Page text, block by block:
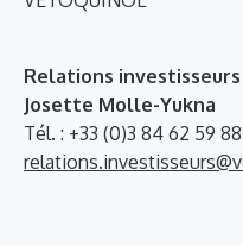
Relations investisseurs
Josette Molle-Yukna
Tél. : +33 (0)3 84 62 59 88